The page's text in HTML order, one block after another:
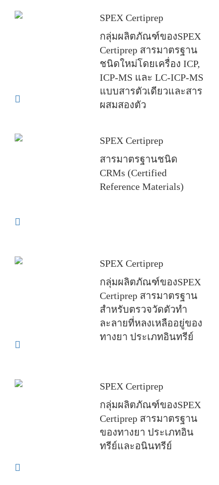
SPEX Certiprep
กลุ่มผลิตภัณฑ์ของSPEX
Certiprep สารมาตรฐาน
ชนิดใหม่โดยเครื่อง ICP,
ICP-MS และ LC-ICP-MS
แบบสารตัวเดียวและสาร
ผสมสองตัว
SPEX Certiprep
สารมาตรฐานชนิด
CRMs (Certified
Reference Materials)
SPEX Certiprep
กลุ่มผลิตภัณฑ์ของSPEX
Certiprep สารมาตรฐาน
สำหรับตรวจวัดตัวทำ
ละลายที่หลงเหลืออยู่ของ
ทางยา ประเภทอินทรีย์
SPEX Certiprep
กลุ่มผลิตภัณฑ์ของSPEX
Certiprep สารมาตรฐาน
ของทางยา ประเภทอิน
ทรีย์และอนินทรีย์